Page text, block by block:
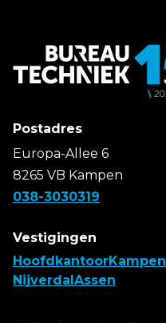
Postadres
Europa-Allee 6
8265 VB Kampen
038-3030319
Vestigingen
HoofdkantoorKampen
Nijverdal Assen